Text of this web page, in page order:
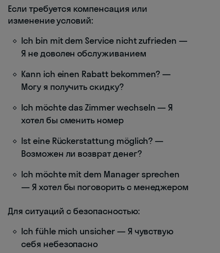
Если требуется компенсация или
изменение условий:
Ich bin mit dem Service nicht zufrieden —
Я не доволен обслуживанием
Kann ich einen Rabatt bekommen? —
Могу я получить скидку?
Ich möchte das Zimmer wechseln — Я
хотел бы сменить номер
Ist eine Rückerstattung möglich? —
Возможен ли возврат денег?
Ich möchte mit dem Manager sprechen
— Я хотел бы поговорить с менеджером
Для ситуаций с безопасностью:
Ich fühle mich unsicher — Я чувствую
себя небезопасно